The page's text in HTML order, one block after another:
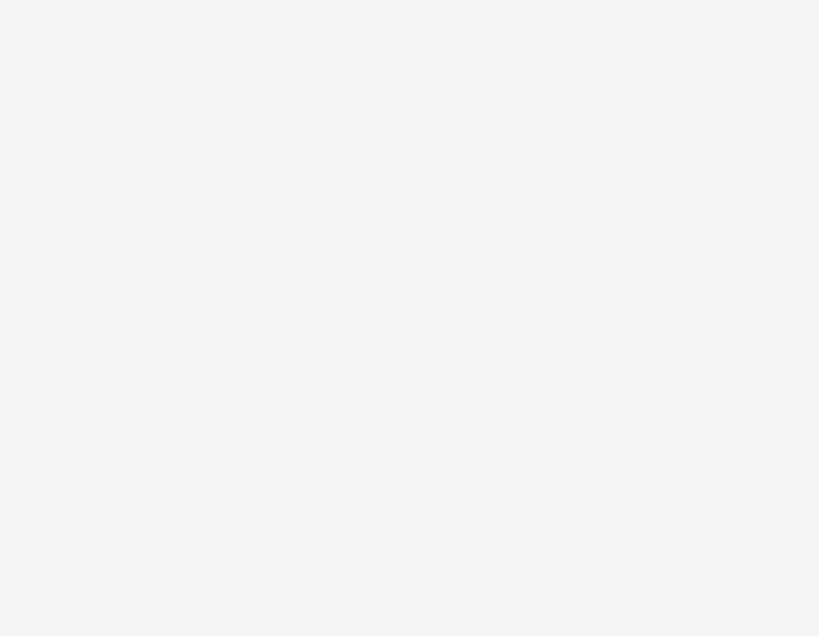
teilen